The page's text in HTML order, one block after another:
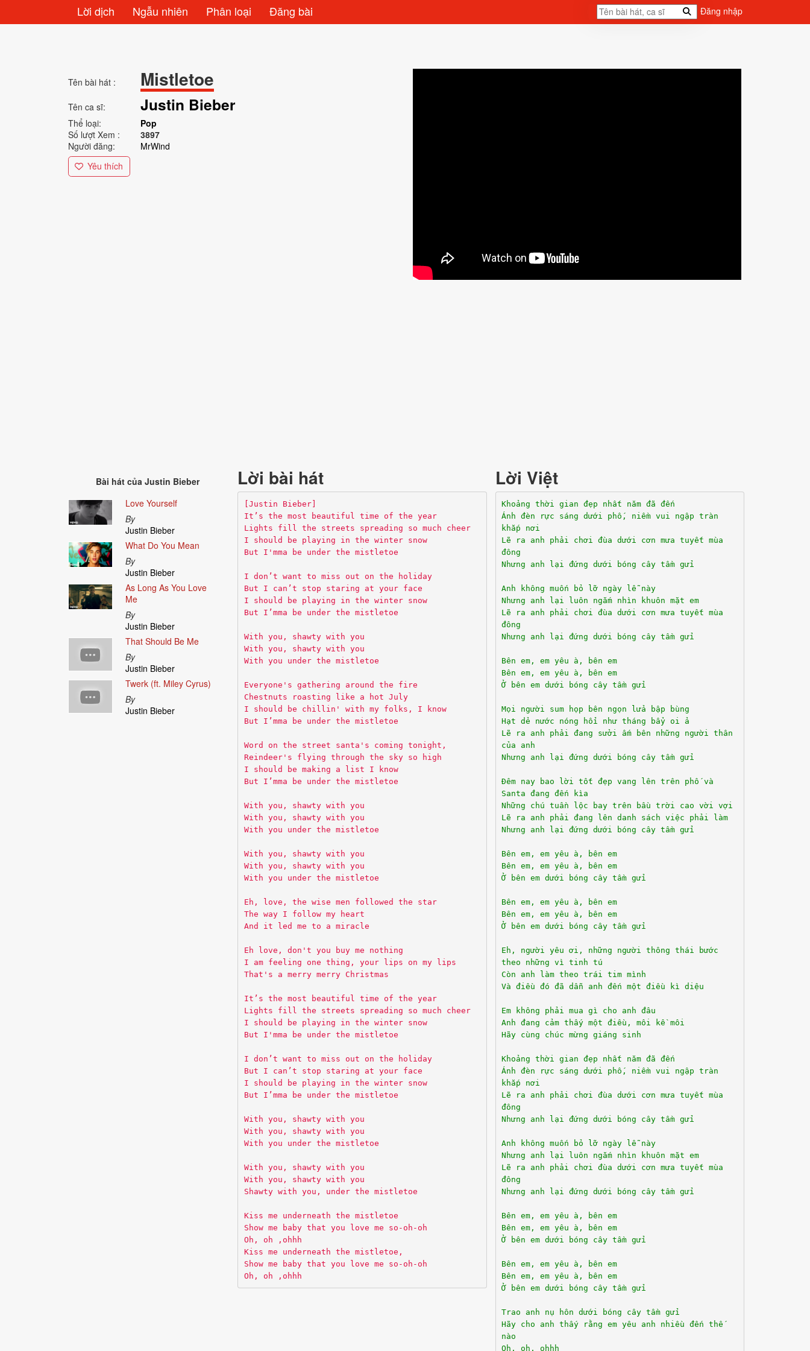
Lời dịch Ngẫu nhiên Phân loại Đăng bài Đăng nhập
Tên bài hát : Mistletoe
Tên ca sĩ: Justin Bieber
Thể loại:
Pop
Số lượt Xem :
3897
Người đăng:
MrWind
Yêu thích
Bài hát của Justin Bieber
Love Yourself
By
Justin Bieber
What Do You Mean
By
Justin Bieber
As Long As You Love
Me
By
Justin Bieber
That Should Be Me
By
Justin Bieber
Twerk (ft. Miley Cyrus)
By
Justin Bieber
Lời bài hát
[Justin Bieber]
It’s the most beautiful time of the year
Lights fill the streets spreading so much cheer
I should be playing in the winter snow
But I'mma be under the mistletoe
I don’t want to miss out on the holiday
But I can’t stop staring at your face
I should be playing in the winter snow
But I’mma be under the mistletoe
With you, shawty with you
With you, shawty with you
With you under the mistletoe
Everyone's gathering around the fire
Chestnuts roasting like a hot July
I should be chillin' with my folks, I know
But I’mma be under the mistletoe
Word on the street santa's coming tonight,
Reindeer's flying through the sky so high
I should be making a list I know
But I’mma be under the mistletoe
With you, shawty with you
With you, shawty with you
With you under the mistletoe
With you, shawty with you
With you, shawty with you
With you under the mistletoe
Eh, love, the wise men followed the star
The way I follow my heart
And it led me to a miracle
Eh love, don't you buy me nothing
I am feeling one thing, your lips on my lips
That's a merry merry Christmas
It’s the most beautiful time of the year
Lights fill the streets spreading so much cheer
I should be playing in the winter snow
But I'mma be under the mistletoe
I don’t want to miss out on the holiday
But I can’t stop staring at your face
I should be playing in the winter snow
But I’mma be under the mistletoe
With you, shawty with you
With you, shawty with you
With you under the mistletoe
With you, shawty with you
With you, shawty with you
Shawty with you, under the mistletoe
Kiss me underneath the mistletoe
Show me baby that you love me so-oh-oh
Oh, oh ,ohhh
Kiss me underneath the mistletoe,
Show me baby that you love me so-oh-oh
Oh, oh ,ohhh
Lời Việt
Khoảng thời gian đẹp nhất năm đã đến
Ánh đèn rực sáng dưới phố, niềm vui ngập tràn
khắp nơi
Lẽ ra anh phải chơi đùa dưới cơn mưa tuyết mùa
đông
Nhưng anh lại đứng dưới bóng cây tầm gửi
Anh không muốn bỏ lỡ ngày lễ này
Nhưng anh lại luôn ngắm nhìn khuôn mặt em
Lẽ ra anh phải chơi đùa dưới cơn mưa tuyết mùa
đông
Nhưng anh lại đứng dưới bóng cây tầm gửi
Bên em, em yêu à, bên em
Bên em, em yêu à, bên em
Ở bên em dưới bóng cây tầm gửi
Mọi người sum họp bên ngọn lửa bập bùng
Hạt dẻ nước nóng hổi như tháng bẩy oi ả
Lẽ ra anh phải đang sưởi ấm bên những người thân
của anh
Nhưng anh lại đứng dưới bóng cây tầm gửi
Đêm nay bao lời tốt đẹp vang lên trên phố và
Santa đang đến kìa
Những chú tuần lộc bay trên bầu trời cao vời vợi
Lẽ ra anh phải đang lên danh sách việc phải làm
Nhưng anh lại đứng dưới bóng cây tầm gửi
Bên em, em yêu à, bên em
Bên em, em yêu à, bên em
Ở bên em dưới bóng cây tầm gửi
Bên em, em yêu à, bên em
Bên em, em yêu à, bên em
Ở bên em dưới bóng cây tầm gửi
Eh, người yêu ơi, những người thông thái bước
theo những vì tinh tú
Còn anh làm theo trái tim mình
Và điều đó đã dẫn anh đến một điều kì diệu
Em không phải mua gì cho anh đâu
Anh đang cảm thấy một điều, môi kề môi
Hãy cùng chúc mừng giáng sinh
Khoảng thời gian đẹp nhất năm đã đến
Ánh đèn rực sáng dưới phố, niềm vui ngập tràn
khắp nơi
Lẽ ra anh phải chơi đùa dưới cơn mưa tuyết mùa
đông
Nhưng anh lại đứng dưới bóng cây tầm gửi
Anh không muốn bỏ lỡ ngày lễ này
Nhưng anh lại luôn ngắm nhìn khuôn mặt em
Lẽ ra anh phải chơi đùa dưới cơn mưa tuyết mùa
đông
Nhưng anh lại đứng dưới bóng cây tầm gửi
Bên em, em yêu à, bên em
Bên em, em yêu à, bên em
Ở bên em dưới bóng cây tầm gửi
Bên em, em yêu à, bên em
Bên em, em yêu à, bên em
Ở bên em dưới bóng cây tầm gửi
Trao anh nụ hôn dưới bóng cây tầm gửi
Hãy cho anh thấy rằng em yêu anh nhiều đến thế
nào
Oh, oh, ohhh